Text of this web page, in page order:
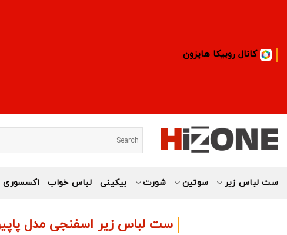
کانال روبیکا هایزون
ست لباس زیر سوتین شورت بیکینی لباس خواب اکسسوری
ست لباس زیر اسفنجی مدل